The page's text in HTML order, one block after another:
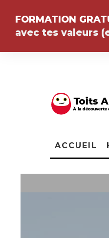
ACCUEIL
FORMATION
avec tes valeurs